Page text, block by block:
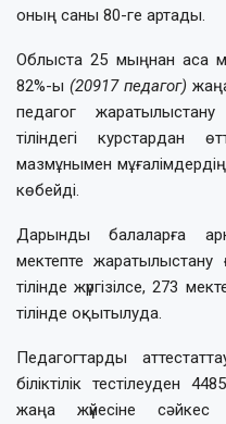
оның саны 80-ге артады.
Облыста 25 мыңнан аса
82%-ы (20917 педагог)
педагог
тіліндегі курстардан
мазмұнымен
көбейді.
Дарынды балаларға
мектепте
тілінде жүргізілсе, 273
тілінде оқытылуда.
Педагогтарды
біліктілік тестілеуден
жаңа жүйесіне сәйкес